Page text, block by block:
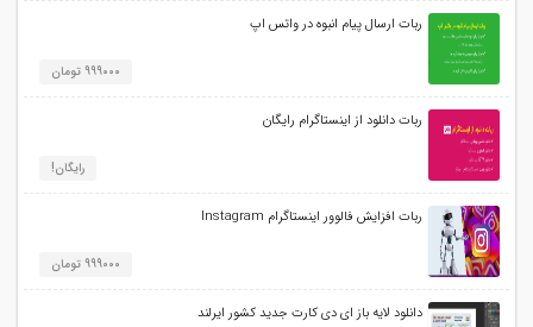
ربات ارسال پیام انبوه در واتس اپ
999000 تومان
ربات دانلود از اینستاگرام رایگان
رایگان!
ربات افزایش فالوور اینستاگرام Instagram
999000 تومان
دانلود لایه باز ای دی کارت جدید کشور ایرلند